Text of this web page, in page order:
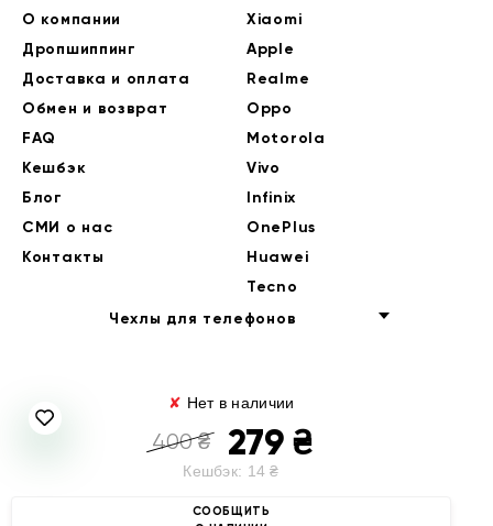
✘ Нет в наличии
400₴ 279 ₴
Кешбэк: 14 ₴
СООБЩИТЬ
О компании
Дропшиппинг
Доставка и оплата
Обмен и возврат
FAQ
Кешбэк
Блог
СМИ о нас
Контакты
Xiaomi
Apple
Realme
Oppo
Motorola
Vivo
Infinix
OnePlus
Huawei
Tecno
Чехлы для телефонов